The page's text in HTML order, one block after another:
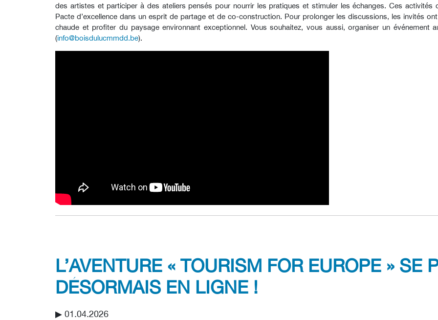
des artistes et participer à des ateliers pensés pour nourrir les pratiques et stimuler les échanges. Ces activités
Pacte d’excellence dans un esprit de partage et de co-construction. Pour prolonger les discussions, les invités
chaude et profiter du paysage environnant exceptionnel. Vous souhaitez, vous aussi, organiser un événement
(info@boisdulucmmdd.be).
L’AVENTURE « TOURISM FOR EUROPE » SE
DÉSORMAIS EN LIGNE !
▶︎ 01.04.2026